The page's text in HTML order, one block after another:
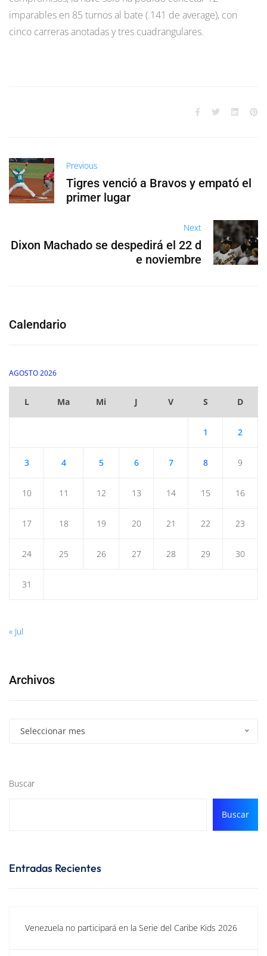
imparables en 85 turnos al bate (.141 de average), con
cinco carreras anotadas y tres cuadrangulares.
Previous
Tigres venció a Bravos y empató el
primer lugar
Next
Dixon Machado se despedirá el 22 d
e noviembre
Calendario
AGOSTO 2026
L Ma Mi J V S D
1 2
3 4 5 6 7 8 9
10 11 12 13 14 15 16
17 18 19 20 21 22 23
24 25 26 27 28 29 30
31
« Jul
Archivos
Seleccionar mes
Buscar
Buscar
Entradas Recientes
Venezuela no participará en la Serie del Caribe Kids 2026